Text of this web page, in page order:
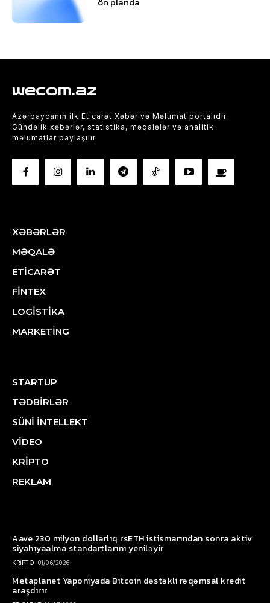
wecom.az
Azərbaycanın ilk Eticarət Xəbər və Məlumat portalıdır.
Gündəlik xəbərlər, statistika, məqalələr və analitik
məlumatlar paylaşılır.
XƏBƏRLƏR
MƏQALƏ
ETİCARƏT
FİNTEX
LOGİSTİKA
MARKETİNG
STARTUP
TƏDBİRLƏR
SÜNİ İNTELLEKT
VİDEO
KRİPTO
REKLAM
Aave 230 milyon dollarlıq rsETH istismarından sonra aktiv
siyahıyaalma standartlarını yeniləyir
KRİPTO 01/06/2026
Metaplanet Yaponiyada Bitcoin dəstəkli rəqəmsal kredit
araşdırır